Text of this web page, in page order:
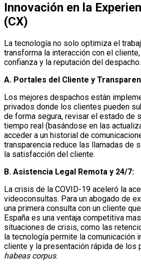
Innovación en la
(CX)
La tecnología no solo optimiza el
transforma la interacción con el
confianza y la reputación del despacho.
A. Portales del Cliente y
Los mejores despachos están
privados donde los clientes pueden
de forma segura, revisar el estado de
tiempo real (basándose en las
acceder a un historial de
transparencia reduce las llamadas de
la satisfacción del cliente.
B. Asistencia Legal Remota y 24/7:
La crisis de la COVID-19 aceleró la
videoconsultas. Para un abogado de
una primera consulta con un cliente
España es una ventaja competitiva
situaciones de crisis, como las
la tecnología permite la comunicación
cliente y la presentación rápida de los
habeas corpus.